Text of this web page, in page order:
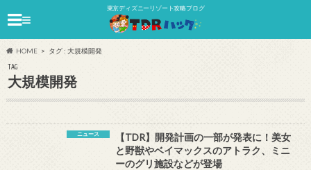
東京ディズニーリゾート攻略ブログ
≡
HOME タグ : 大規模開発
TAG
大規模開発
ニュース
【TDR】開発計画の一部が発表に！美女
と野獣やベイマックスのアトラク、ミニ
ーのグリ施設などが登場